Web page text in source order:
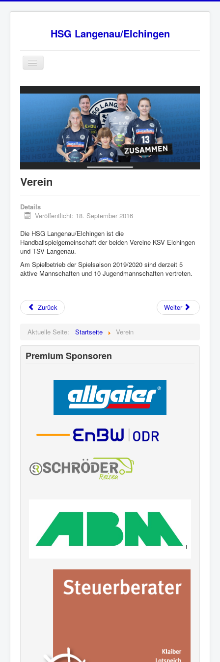
HSG Langenau/Elchingen
Home
BW Oberliga Staffel 2
Sponsoren
HSG - Fanshop
News
Ansprechpartner
Impressum
Verein
Details
Veröffentlicht: 18. September 2016
Die HSG Langenau/Elchingen ist die
Handballspielgemeinschaft der beiden Vereine KSV Elchingen
und TSV Langenau.
Am Spielbetrieb der Spielsaison 2019/2020 sind derzeit 5
aktive Mannschaften und 10 Jugendmannschaften vertreten.
Zurück Weiter
Aktuelle Seite: Startseite Verein
Premium Sponsoren